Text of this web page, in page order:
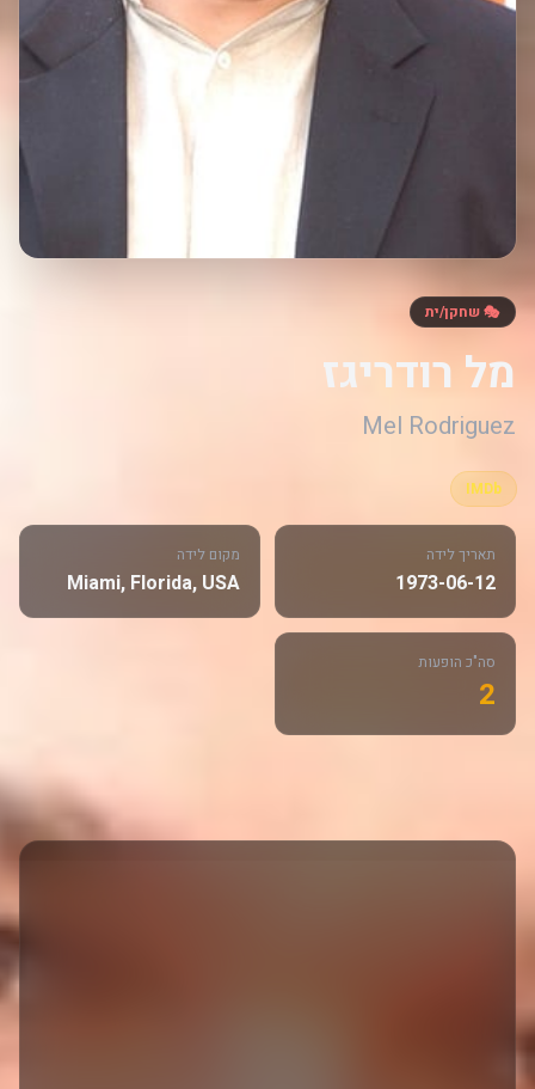
🎭 שחקן/ית
מל רודריגז
Mel Rodriguez
IMDb
תאריך לידה
1973-06-12
מקום לידה
Miami, Florida, USA
סה"כ הופעות
2